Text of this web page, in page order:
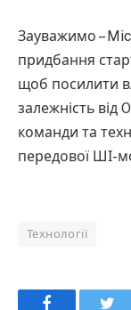
Зауважимо –
придбання
щоб посилити
залежність від
команди та
передової ШІ-
Технології
Facebook